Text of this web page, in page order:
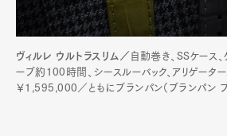
ヴィルレ ウルトラスリム／ 自動巻き、SSケース
ーブ約100時間、シースルーバック、アリゲータ
￥1,595,000／ともにブランパン（ブランパン ブ